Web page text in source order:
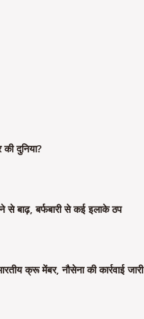
दुनिया?
बाढ़, बर्फबारी से कई इलाके ठप
क्रू मेंबर, नौसेना की कार्रवाई जारी